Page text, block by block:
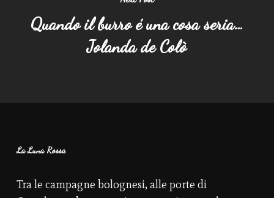
Quando il burro é una cosa seria…
Jolanda de Colò
La Luna Rossa
Tra le campagne bolognesi, alle porte di